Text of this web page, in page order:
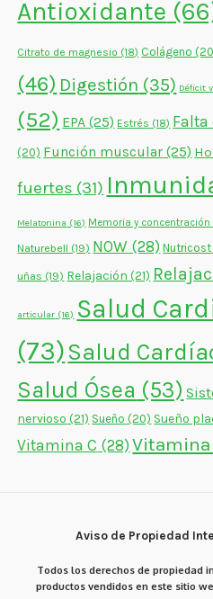
Antioxidante
Citrato de magnesio (18) Colágeno
(46) Digestión (35) Déficit
(52) EPA (25) Estrés (18) Falta
(20) Función muscular (25)
fuertes (31)
Melatonina (16) Memoria y concentración
Naturebell (19) NOW (28) Nutricost
uñas (19) Relajación (21)
articular (16) Salud
(73)Salud
Salud Ósea (53)
nervioso (21) Sueño (20) Sueño
Vitamina C (28) Vitamina
Aviso de Propiedad
Todos los derechos de propiedad
productos vendidos en este sitio